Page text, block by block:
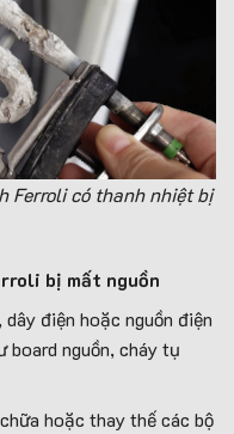
Ferroli có thanh nhiệt bị
bị mất nguồn
điện hoặc nguồn điện
board nguồn, cháy tụ
hoặc thay thế các bộ